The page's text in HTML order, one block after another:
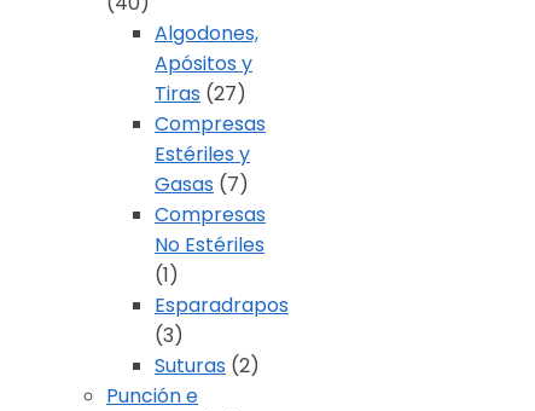
Algodones,
Apósitos y
Tiras (27)
Compresas
Estériles y
Gasas (7)
Compresas
No Estériles
(1)
Esparadrapos
(3)
Suturas (2)
Punción e